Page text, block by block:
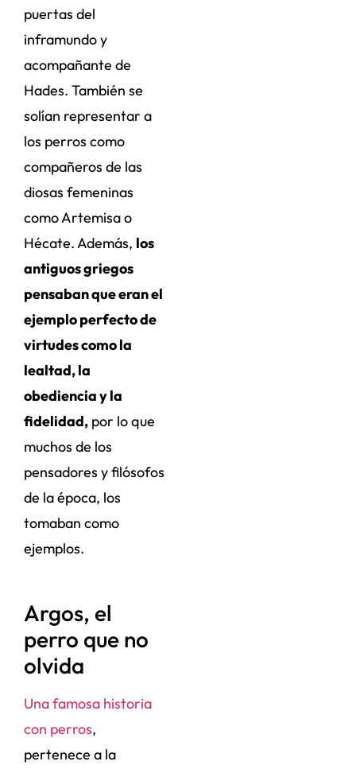
puertas del
inframundo y
acompañante de
Hades. También se
solían representar a
los perros como
compañeros de las
diosas femeninas
como Artemisa o
Hécate. Además, los
antiguos griegos
pensaban que eran el
ejemplo perfecto de
virtudes como la
lealtad, la
obediencia y la
fidelidad, por lo que
muchos de los
pensadores y filósofos
de la época, los
tomaban como
ejemplos.
Argos, el
perro que no
olvida
Una famosa historia
con perros,
pertenece a la